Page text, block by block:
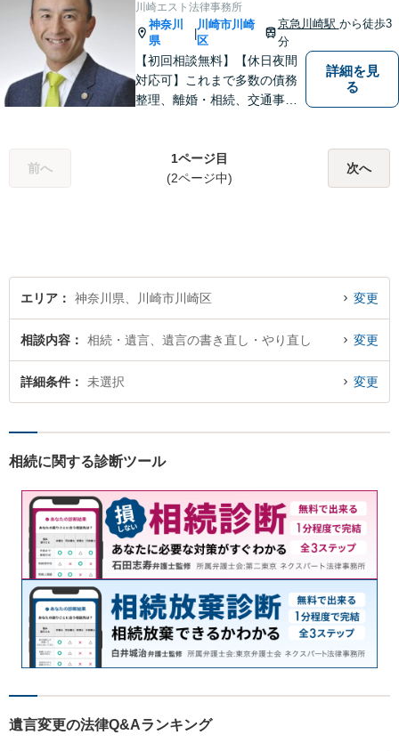
川崎エスト法律事務所
神奈川
県
|
川崎市川崎
区
京急川崎駅 から徒歩3
分
【初回相談無料】【休日夜間
対応可】これまで多数の債務
整理、離婚・相続、交通事
産管財人や成年後見人等、裁
判所から依頼を受ける事件も
詳細を見
る
前へ
1ページ目
(2ページ中)
次へ
エリア 神奈川県、川崎市川崎区 変更
相談内容 相続・遺言、遺言の書き直し・やり直し 変更
詳細条件 未選択 変更
相続に関する診断ツール
遺言変更の法律Q&Aランキング